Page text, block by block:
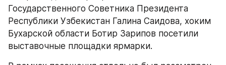
Государственного Советника Президента
Республики Узбекистан Галина Саидова, хоким
Бухарской области Ботир Зарипов посетили
выставочные площадки ярмарки.